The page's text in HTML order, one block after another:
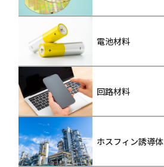
電池材料
回路材料
ホスフィン誘導体